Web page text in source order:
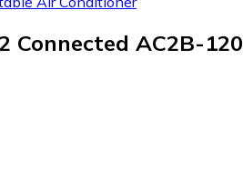
Connected AC2B-